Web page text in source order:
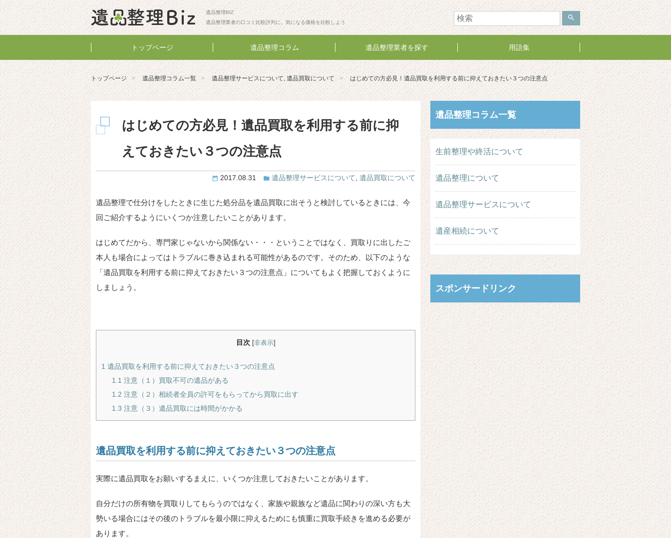
遺品整理BIZ
遺品整理業者の口コミ比較評判に。気になる価格を比較しよう
search
トップページ 遺品整理コラム 遺品整理業者を探す 用語集
トップページ 遺品整理コラム一覧 遺品整理サービスについて, 遺品買取について はじめての方必見！遺品買取を利用する前に抑えておきたい３つの注意点
はじめての方必見！遺品買取を利用する前に抑
えておきたい３つの注意点
2017.08.31 遺品整理サービスについて , 遺品買取について
遺品整理で仕分けをしたときに生じた処分品を遺品買取に出そうと検討しているときには、今
回ご紹介するようにいくつか注意したいことがあります。
はじめてだから、専門家じゃないから関係ない・・・ということではなく、買取りに出したご
本人も場合によってはトラブルに巻き込まれる可能性があるのです。そのため、以下のような
「遺品買取を利用する前に抑えておきたい３つの注意点」についてもよく把握しておくように
しましょう。
目次 [非表示]
1 遺品買取を利用する前に抑えておきたい３つの注意点
1.1 注意（１）買取不可の遺品がある
1.2 注意（２）相続者全員の許可をもらってから買取に出す
1.3 注意（３）遺品買取には時間がかかる
遺品買取を利用する前に抑えておきたい３つの注意点
実際に遺品買取をお願いするまえに、いくつか注意しておきたいことがあります。
自分だけの所有物を買取りしてもらうのではなく、家族や親族など遺品に関わりの深い方も大
勢いる場合にはその後のトラブルを最小限に抑えるためにも慎重に買取手続きを進める必要が
あります。
遺品整理コラム一覧
生前整理や終活について
遺品整理について
遺品整理サービスについて
遺産相続について
スポンサードリンク